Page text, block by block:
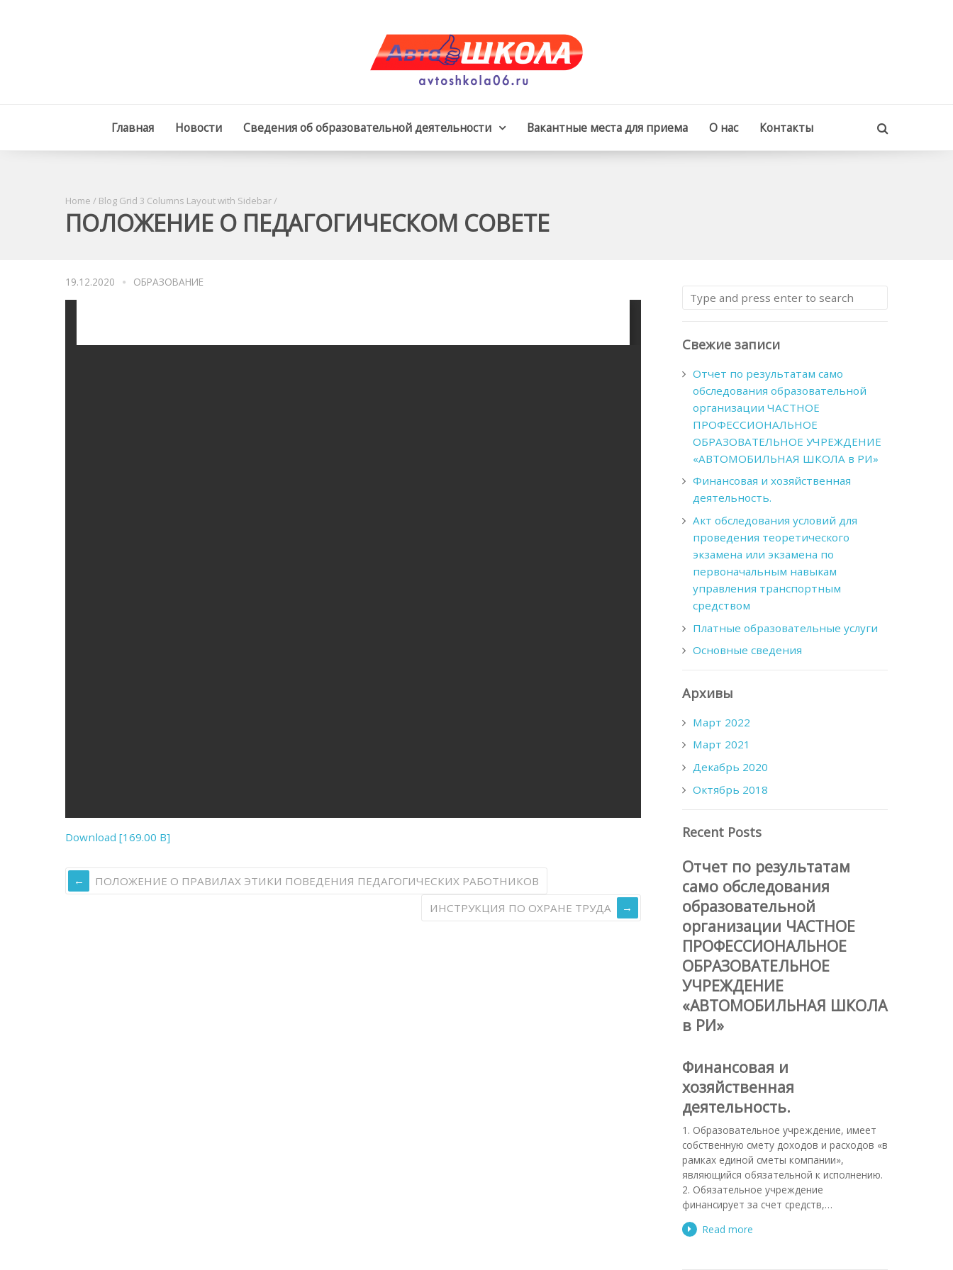
Главная Новости Сведения об образовательной деятельности Вакантные места для приема О нас Контакты
Home / Blog Grid 3 Columns Layout with Sidebar/
ПОЛОЖЕНИЕ О ПЕДАГОГИЧЕСКОМ СОВЕТЕ
19.12.2020 ОБРАЗОВАНИЕ
Download [169.00 B]
ПОЛОЖЕНИЕ О ПРАВИЛАХ ЭТИКИ ПОВЕДЕНИЯ ПЕДАГОГИЧЕСКИХ РАБОТНИКОВ
ИНСТРУКЦИЯ ПО ОХРАНЕ ТРУДА
Свежие записи
Отчет по результатам само
обследования образовательной
организации ЧАСТНОЕ
ПРОФЕССИОНАЛЬНОЕ
ОБРАЗОВАТЕЛЬНОЕ УЧРЕЖДЕНИЕ
«АВТОМОБИЛЬНАЯ ШКОЛА в РИ»
Финансовая и хозяйственная
деятельность.
Акт обследования условий для
проведения теоретического
экзамена или экзамена по
первоначальным навыкам
управления транспортным
средством
Платные образовательные услуги
Основные сведения
Архивы
Март 2022
Март 2021
Декабрь 2020
Октябрь 2018
Recent Posts
Отчет по результатам
само обследования
образовательной
организации ЧАСТНОЕ
ПРОФЕССИОНАЛЬНОЕ
ОБРАЗОВАТЕЛЬНОЕ
УЧРЕЖДЕНИЕ
«АВТОМОБИЛЬНАЯ ШКОЛА
в РИ»
Финансовая и
хозяйственная
деятельность.
1. Образовательное учреждение, имеет
собственную смету доходов и расходов «в
рамках единой сметы компании»,
являющийся обязательной к исполнению.
2. Обязательное учреждение
финансирует за счет средств,…
Read more